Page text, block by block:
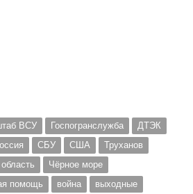
ВСУ Госпогранслужба
ДТЭК
СБУ США
Труханов
Чёрное море
помощь война
выходные